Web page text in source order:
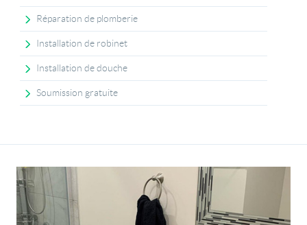
Réparation de plomberie
Installation de robinet
Installation de douche
Soumission gratuite